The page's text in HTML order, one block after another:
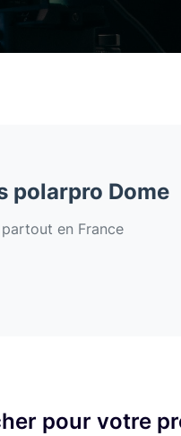
polarpro Dome
en France
pour votre